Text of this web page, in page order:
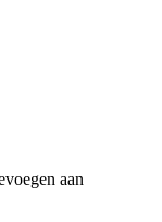
aan